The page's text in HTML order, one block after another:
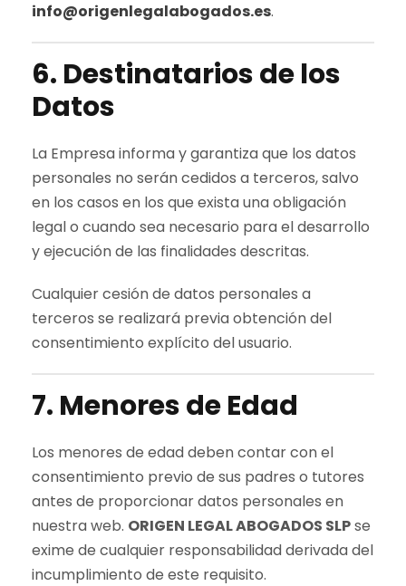
info@origenlegalabogados.es.
6. Destinatarios de los
Datos
La Empresa informa y garantiza que los datos
personales no serán cedidos a terceros, salvo
en los casos en los que exista una obligación
legal o cuando sea necesario para el desarrollo
y ejecución de las finalidades descritas.
Cualquier cesión de datos personales a
terceros se realizará previa obtención del
consentimiento explícito del usuario.
7. Menores de Edad
Los menores de edad deben contar con el
consentimiento previo de sus padres o tutores
antes de proporcionar datos personales en
nuestra web. ORIGEN LEGAL ABOGADOS SLPse
exime de cualquier responsabilidad derivada del
incumplimiento de este requisito.